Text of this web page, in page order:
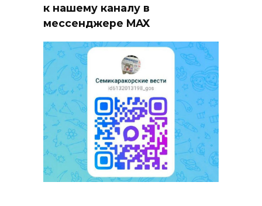
к нашему каналу в
мессенджере MAX